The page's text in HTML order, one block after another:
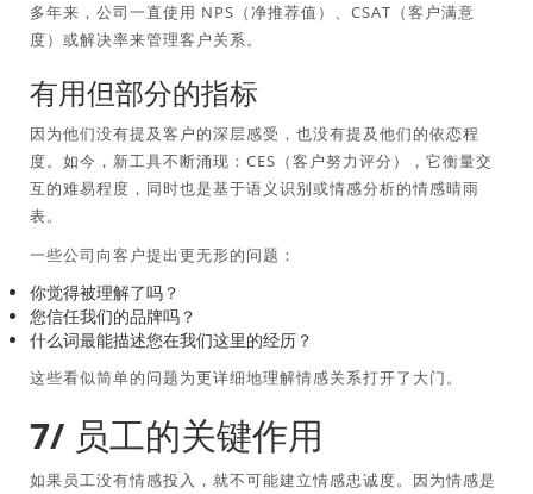
多年来，公司一直使用 NPS（净推荐值）、CSAT（客户满意
度）或解决率来管理客户关系。
有用但部分的指标
因为他们没有提及客户的深层感受，也没有提及他们的依恋程
度。如今，新工具不断涌现：CES（客户努力评分），它衡量交
互的难易程度，同时也是基于语义识别或情感分析的情感晴雨
表。
一些公司向客户提出更无形的问题：
你觉得被理解了吗？
您信任我们的品牌吗？
什么词最能描述您在我们这里的经历？
这些看似简单的问题为更详细地理解情感关系打开了大门。
7/ 员工的关键作用
如果员工没有情感投入，就不可能建立情感忠诚度。因为情感是